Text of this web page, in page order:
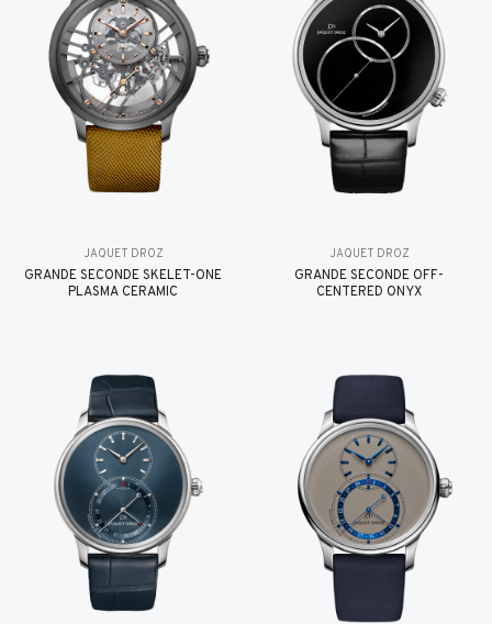
JAQUET DROZ
GRANDE SECONDE SKELET-ONE
PLASMA CERAMIC
JAQUET DROZ
GRANDE SECONDE OFF-
CENTERED ONYX